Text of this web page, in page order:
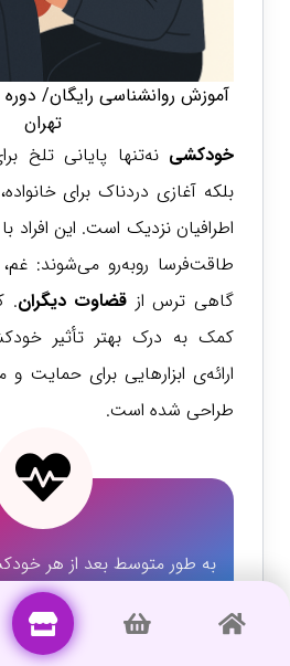
آموزش روانشناسی رایگان/
تهران
خودکشی نه‌تنها پایانی تلخ
بلکه آغازی دردناک برای
اطرافیان نزدیک است. این افراد
طاقت‌فرسا روبه‌رو می‌شوند:
گاهی ترس از قضاوت دیگران.
کمک به درک بهتر تأثیر
ارائه‌ی ابزارهایی برای حمایت
طراحی شده است.
تا 10 نفر مشمول تعریف
شوند. این افراد دچار سوگ
آنها باید مورد توجه